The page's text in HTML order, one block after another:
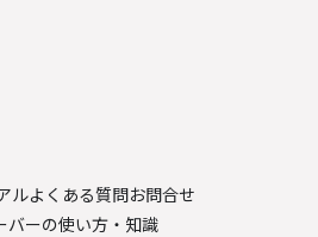
ルよくある質問お問合せ
バーの使い方・知識